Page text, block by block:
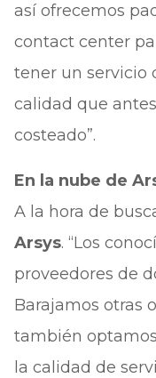
así ofrecemos
contact center
tener un servicio
calidad que
costeado”.
En la nube de
A la hora de
Arsys. “Los
proveedores de
Barajamos otras
también
la calidad de